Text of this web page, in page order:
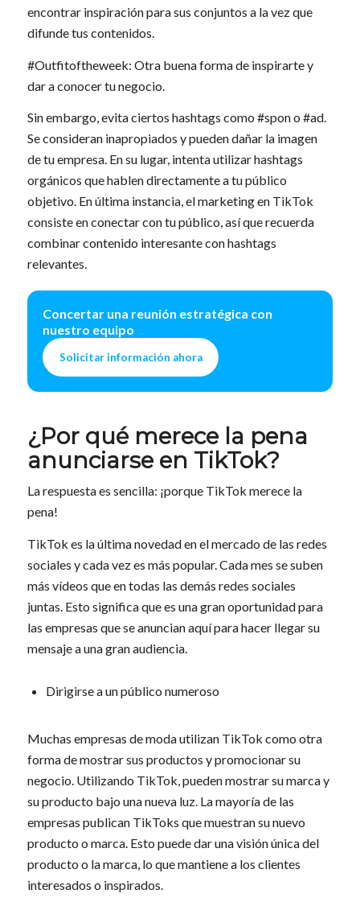
encontrar inspiración para sus conjuntos a la vez que
difunde tus contenidos.
#Outfitoftheweek: Otra buena forma de inspirarte y
dar a conocer tu negocio.
Sin embargo, evita ciertos hashtags como #spon o #ad.
Se consideran inapropiados y pueden dañar la imagen
de tu empresa. En su lugar, intenta utilizar hashtags
orgánicos que hablen directamente a tu público
objetivo. En última instancia, el marketing en TikTok
consiste en conectar con tu público, así que recuerda
combinar contenido interesante con hashtags
relevantes.
Concertar una reunión estratégica con
nuestro equipo
Solicitar información ahora
¿Por qué merece la pena
anunciarse en TikTok?
La respuesta es sencilla: ¡porque TikTok merece la
pena!
TikTok es la última novedad en el mercado de las redes
sociales y cada vez es más popular. Cada mes se suben
más vídeos que en todas las demás redes sociales
juntas. Esto significa que es una gran oportunidad para
las empresas que se anuncian aquí para hacer llegar su
mensaje a una gran audiencia.
Dirigirse a un público numeroso
Muchas empresas de moda utilizan TikTok como otra
forma de mostrar sus productos y promocionar su
negocio. Utilizando TikTok, pueden mostrar su marca y
su producto bajo una nueva luz. La mayoría de las
empresas publican TikToks que muestran su nuevo
producto o marca. Esto puede dar una visión única del
producto o la marca, lo que mantiene a los clientes
interesados o inspirados.